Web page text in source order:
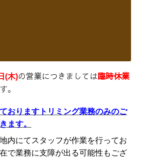
(木)の営業につきましては臨時休業
。
おりますトリミング業務のみのご
ます。
内にてスタッフが作業を行ってお
で業務に支障が出る可能性もござ